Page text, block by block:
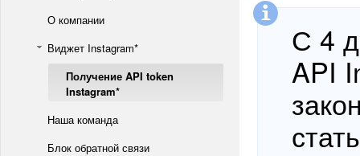
О компании
Виджет Instagram*
Получение API token
Instagram*
Наша команда
Блок обратной связи
С 4
API